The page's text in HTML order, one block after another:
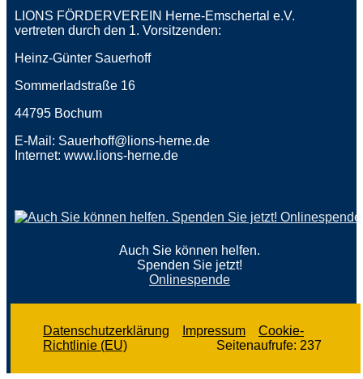
LIONS FÖRDERVEREIN Herne-Emschertal e.V.
vertreten durch den 1. Vorsitzenden:
Heinz-Günter Sauerhoff
Sommerladstraße 16
44795 Bochum
E-Mail: Sauerhoff@lions-herne.de
Internet: www.lions-herne.de
Auch Sie können helfen.
Spenden Sie jetzt!
Onlinespende
Datenschutzerklärung Impressum
Cookie-
Richtlinie (EU)
Seitenaufrufe: 237